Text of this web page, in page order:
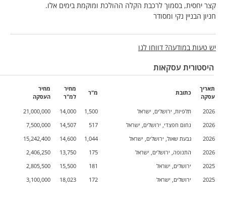
קצר יחסית, בסמוך לרכבת הקלה ההולכת ומוקמת בימים אלו.
חניון הבניין נקי ומסודר
יש טעות במודעה? דווחו לנו
היסטורית עסקאות
תאריך
עסקה
כתובת מ"ר
מחיר
למ"ר
מחיר
העסקה
2026
תלפיות, ירושלים, ישראל 1,500
14,000
21,000,000
2026
נחום חפצדי, ירושלים, ישראל 517
14,507
7,500,000
2026
גבעת שאול, ירושלים, ישראל 1,044
14,600
15,242,400
2026
התנופה, ירושלים, ישראל 175
13,750
2,406,250
2025
ירושלים, ישראל 181
15,500
2,805,500
2025
ירושלים, ישראל 172
18,023
3,100,000